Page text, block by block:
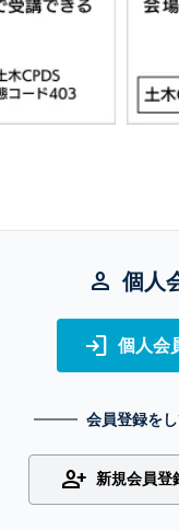
person 個人
login 個人会
会員登録を
person_add 新規会員登